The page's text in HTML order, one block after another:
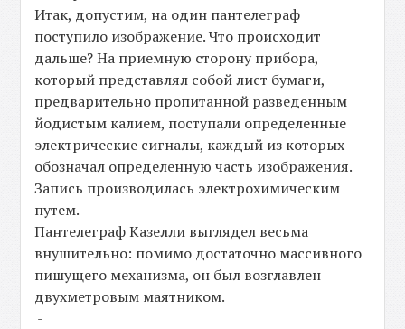
Итак, допустим, на один пантелеграф
поступило изображение. Что происходит
дальше? На приемную сторону прибора,
который представлял собой лист бумаги,
предварительно пропитанной разведенным
йодистым калием, поступали определенные
электрические сигналы, каждый из которых
обозначал определенную часть изображения.
Запись производилась электрохимическим
путем.
Пантелеграф Казелли выглядел весьма
внушительно: помимо достаточно массивного
пишущего механизма, он был возглавлен
двухметровым маятником.
-